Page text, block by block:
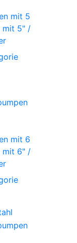
mit 5" /
mit 6" /